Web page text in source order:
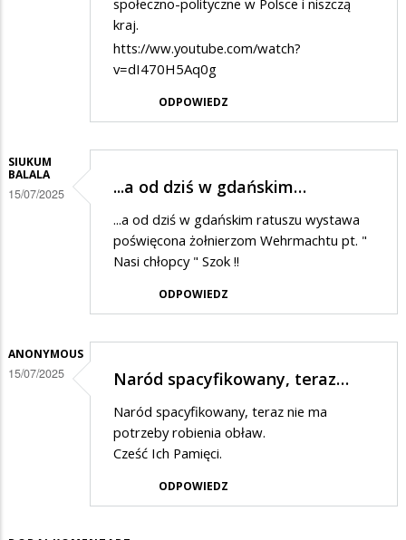
społeczno-polityczne w Polsce i niszczą
kraj.
htts://ww.youtube.com/watch?
v=dI470H5Aq0g
ODPOWIEDZ
SIUKUM
BALALA
15/07/2025 ...a od dziś w gdańskim…
...a od dziś w gdańskim ratuszu wystawa
poświęcona żołnierzom Wehrmachtu pt. "
Nasi chłopcy " Szok !!
ODPOWIEDZ
ANONYMOUS
15/07/2025 Naród spacyfikowany, teraz…
Naród spacyfikowany, teraz nie ma
potrzeby robienia obław.
Cześć Ich Pamięci.
ODPOWIEDZ